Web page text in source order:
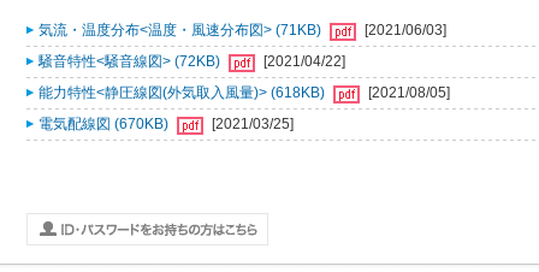
気流・温度分布<温度・風速分布図> (71KB)
[2021/06/03]
騒音特性<騒音線図> (72KB)
[2021/04/22]
能力特性<静圧線図(外気取入風量)> (618KB)
[2021/08/05]
電気配線図 (670KB)
[2021/03/25]